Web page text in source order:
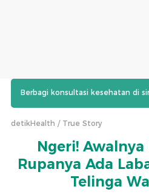
Berbagi konsultasi kesehatan di
detikHealth True Story
Ngeri! Awalnya
Rupanya Ada
Telinga